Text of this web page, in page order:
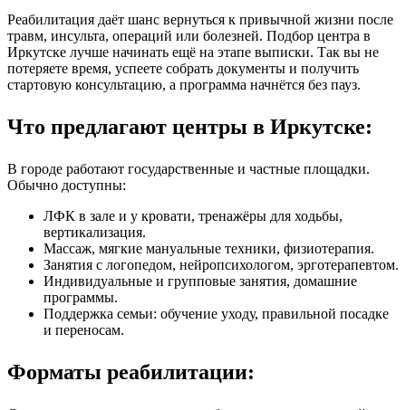
Реабилитация даёт шанс вернуться к привычной жизни после
травм, инсульта, операций или болезней. Подбор центра в
Иркутске лучше начинать ещё на этапе выписки. Так вы не
потеряете время, успеете собрать документы и получить
стартовую консультацию, а программа начнётся без пауз.
Что предлагают центры в Иркутске:
В городе работают государственные и частные площадки.
Обычно доступны:
ЛФК в зале и у кровати, тренажёры для ходьбы,
вертикализация.
Массаж, мягкие мануальные техники, физиотерапия.
Занятия с логопедом, нейропсихологом, эрготерапевтом.
Индивидуальные и групповые занятия, домашние
программы.
Поддержка семьи: обучение уходу, правильной посадке
и переносам.
Форматы реабилитации: